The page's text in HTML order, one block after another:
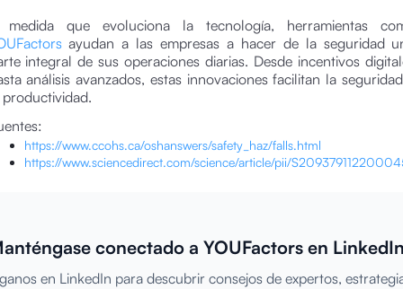
medida que evoluciona la tecnología, herramientas
ayudan a las empresas a hacer de la seguridad
integral de sus operaciones diarias. Desde incentivos
análisis avanzados, estas innovaciones facilitan la
https://www.ccohs.ca/oshanswers/safety_haz/falls.html
https://www.sciencedirect.com/science/article/pii/
conectado a YOUFactors en
en LinkedIn para descubrir consejos de expertos,